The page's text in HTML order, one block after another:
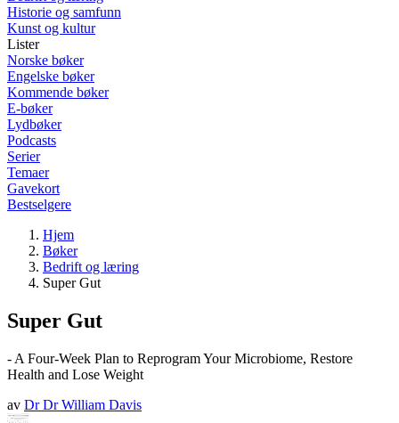
Historie og samfunn
Kunst og kultur
Lister
Norske bøker
Engelske bøker
Kommende bøker
E-bøker
Lydbøker
Podcasts
Serier
Temaer
Gavekort
Bestselgere
Hjem
Bøker
Bedrift og læring
Super Gut
Super Gut
- A Four-Week Plan to Reprogram Your Microbiome, Restore
Health and Lose Weight
av Dr Dr William Davis